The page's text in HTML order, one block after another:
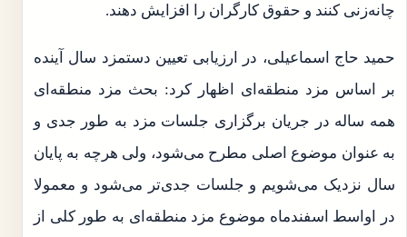
چانه‌زنی کنند و حقوق کارگران را افزایش دهند.
حمید حاج اسماعیلی، در ارزیابی تعیین دستمزد سال آینده
بر اساس مزد منطقه‌ای اظهار کرد: بحث مزد منطقه‌ای
همه ساله در جریان برگزاری جلسات مزد به طور جدی و
به عنوان موضوع اصلی مطرح می‌شود، ولی هرچه به پایان
سال نزدیک می‌شویم و جلسات جدی‌تر می‌شود و معمولا
در اواسط اسفندماه موضوع مزد منطقه‌ای به طور کلی از